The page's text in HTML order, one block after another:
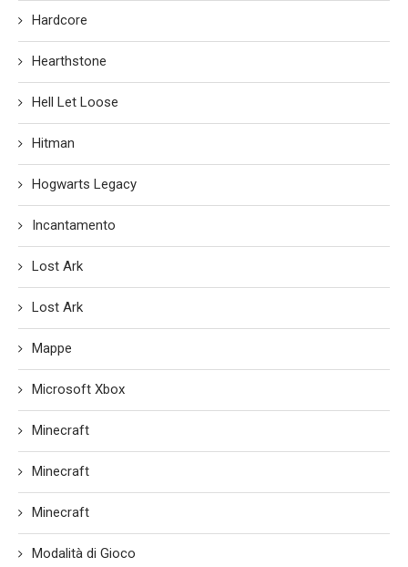
Hardcore
Hearthstone
Hell Let Loose
Hitman
Hogwarts Legacy
Incantamento
Lost Ark
Lost Ark
Mappe
Microsoft Xbox
Minecraft
Minecraft
Minecraft
Modalità di Gioco